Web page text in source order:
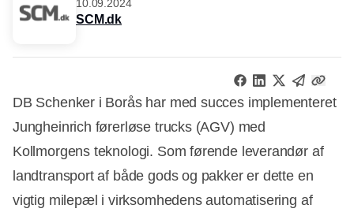
10.09.2024
SCM.dk
DB Schenker i Borås har med succes implementeret
Jungheinrich førerløse trucks (AGV) med
Kollmorgens teknologi. Som førende leverandør af
landtransport af både gods og pakker er dette en
vigtig milepæl i virksomhedens automatisering af